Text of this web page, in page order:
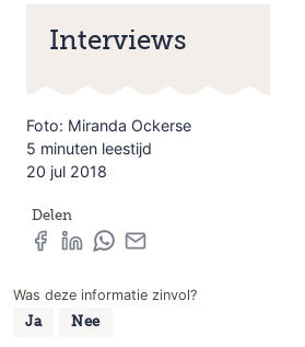
Interviews
Foto: Miranda Ockerse
5 minuten leestijd
20 jul 2018
Delen
Was deze informatie zinvol?
Ja Nee